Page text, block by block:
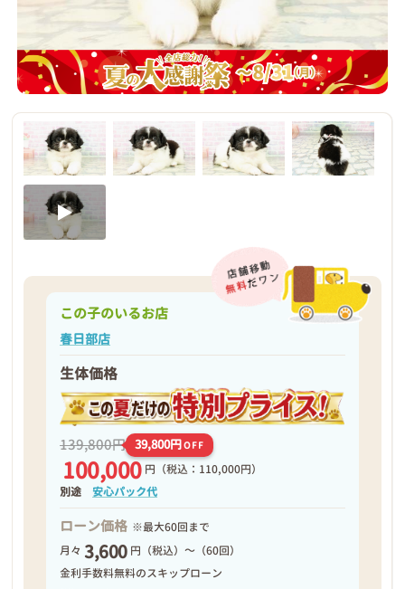
この子のいるお店
春日部店
生体価格
139,800円 39,800円OFF
100,000 円 （税込：110,000円）
別途安心パック代
ローン価格 ※最大60回まで
月々 3,600 円（税込）～（60回）
金利手数料無料のスキップローン